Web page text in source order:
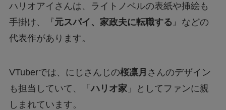
ハリオアイさんは、ライトノベルの表紙や挿絵も
手掛け、『元スパイ、家政夫に転職する 』などの
代表作があります。
VTuberでは、にじさんじの桜凛月 さんのデザイン
も担当していて、「ハリオ家 」としてファンに親
しまれています。